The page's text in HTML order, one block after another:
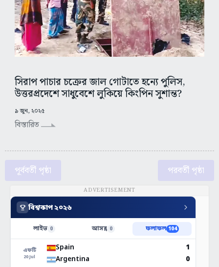
সিরাপ পাচার চক্রের জাল গোটাতে হন্যে পুলিস,
উত্তরপ্রদেশে সাধুবেশে লুকিয়ে কিংপিন সুশান্ত?
৯ জুন, ২০২৫
বিস্তারিত
পূর্ববর্তী পৃষ্ঠা পরবর্তী পৃষ্ঠা
ADVERTISEMENT